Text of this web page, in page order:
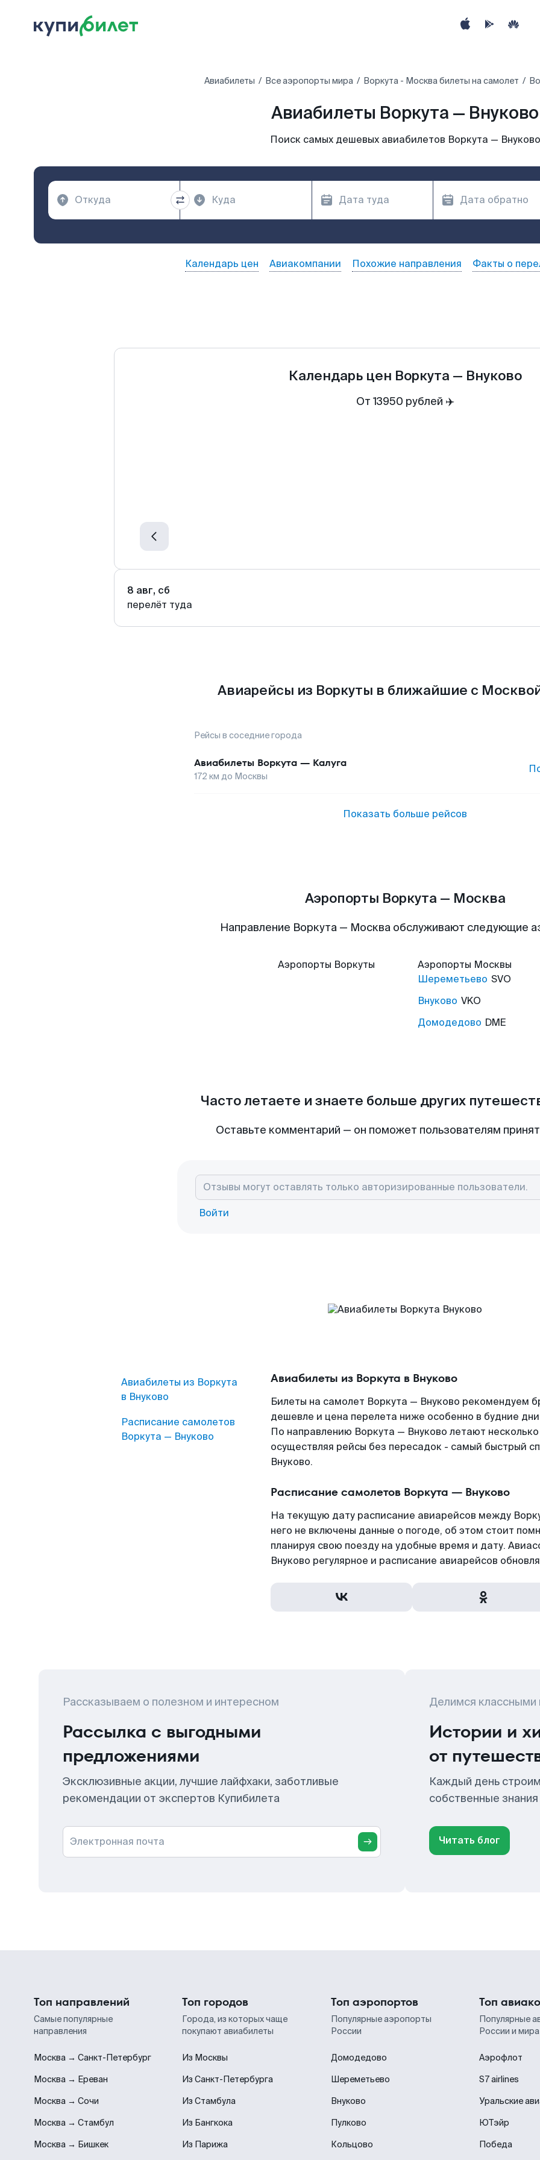
Авиабилеты Все аэропорты мира Воркута - Москва билеты на самолет
Авиабилеты Воркута — Внуково
Поиск самых дешевых авиабилетов Воркута — Внуково
Календарь цен Авиакомпании Похожие направления Факты о
Календарь цен Воркута — Внуково
От 13950 рублей ✈️
8 авг, сб
перелёт туда
Авиарейсы из Воркуты в ближайшие с
Рейсы в соседние города
Авиабилеты Воркута — Калуга
172 км до Москвы
Показать больше рейсов
Аэропорты Воркута — Москва
Направление Воркута — Москва обслуживают следующие
Аэропорты Воркуты Аэропорты Москвы
Шереметьево SVO
Внуково VKO
Домодедово DME
Часто летаете и знаете больше других
Оставьте комментарий — он поможет пользователям
Войти
Авиабилеты из Воркута
в Внуково
Расписание самолетов
Воркута — Внуково
Авиабилеты из Воркута в Внуково
Билеты на самолет Воркута — Внуково рекомендуем
дешевле и цена перелета ниже особенно в будние
По направлению Воркута — Внуково летают
осуществляя рейсы без пересадок - самый быстрый
Внуково.
Расписание самолетов Воркута — Внуково
На текущую дату расписание авиарейсов между
него не включены данные о погоде, об этом стоит
планируя свою поезду на удобные время и дату.
Внуково регулярное и расписание авиарейсов
Рассказываем о полезном и интересном
Рассылка с выгодными
предложениями
Эксклюзивные акции, лучшие лайфхаки, заботливые
рекомендации от экспертов Купибилета
Электронная почта
Делимся классными
Истории и
от
Каждый день
собственные
Читать блог
Топ направлений
Самые популярные
направления
Москва → Санкт-Петербург
Москва → Ереван
Москва → Сочи
Москва → Стамбул
Москва → Бишкек
Топ городов
Города, из которых чаще
покупают авиабилеты
Из Москвы
Из Санкт-Петербурга
Из Стамбула
Из Бангкока
Из Парижа
Топ аэропортов
Популярные аэропорты
России
Домодедово
Шереметьево
Внуково
Пулково
Кольцово
Топ
Популярные
России и мира
Аэрофлот
S7 airlines
Уральские
ЮТэйр
Победа